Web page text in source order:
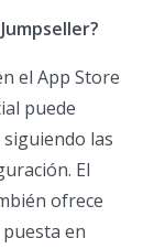
el App Store
puede
las
El
ofrece
en